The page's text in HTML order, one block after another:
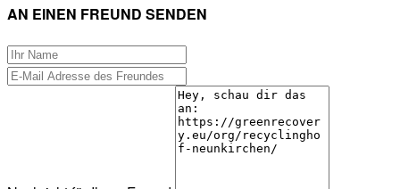
AN EINEN FREUND SENDEN